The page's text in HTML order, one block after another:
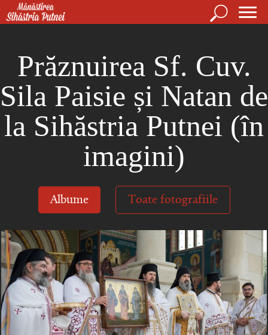
Mergi la conţinutul principal
Căutare
Prăznuirea Sf. Cuv.
Sila Paisie și Natan de
la Sihăstria Putnei (în
imagini)
Albume Toate fotografiile